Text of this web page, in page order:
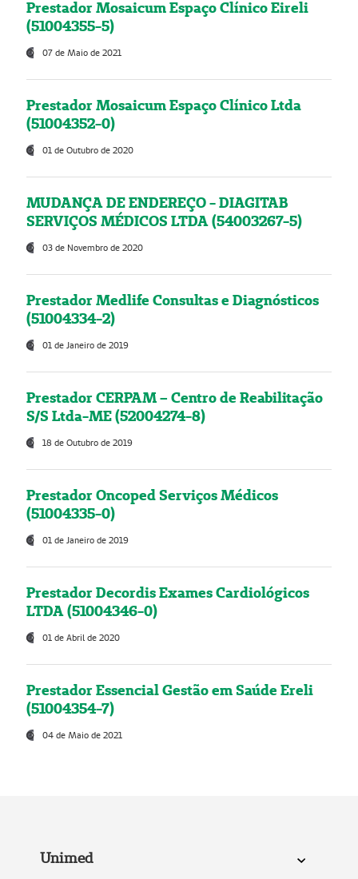
Prestador Mosaicum Espaço Clínico Eireli
(51004355-5)
07 de Maio de 2021
Prestador Mosaicum Espaço Clínico Ltda
(51004352-0)
01 de Outubro de 2020
MUDANÇA DE ENDEREÇO - DIAGITAB
SERVIÇOS MÉDICOS LTDA (54003267-5)
03 de Novembro de 2020
Prestador Medlife Consultas e Diagnósticos
(51004334-2)
01 de Janeiro de 2019
Prestador CERPAM – Centro de Reabilitação
S/S Ltda-ME (52004274-8)
18 de Outubro de 2019
Prestador Oncoped Serviços Médicos
(51004335-0)
01 de Janeiro de 2019
Prestador Decordis Exames Cardiológicos
LTDA (51004346-0)
01 de Abril de 2020
Prestador Essencial Gestão em Saúde Ereli
(51004354-7)
04 de Maio de 2021
Unimed